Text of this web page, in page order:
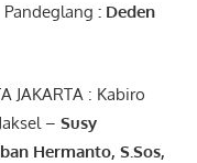
: Deden
JAKARTA : Kabiro
– Susy
Hermanto, S.Sos,